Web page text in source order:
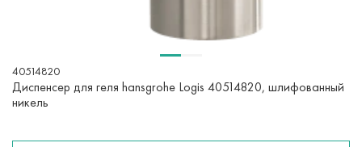
40514820
Диспенсер для геля hansgrohe Logis 40514820, шлифованный
никель